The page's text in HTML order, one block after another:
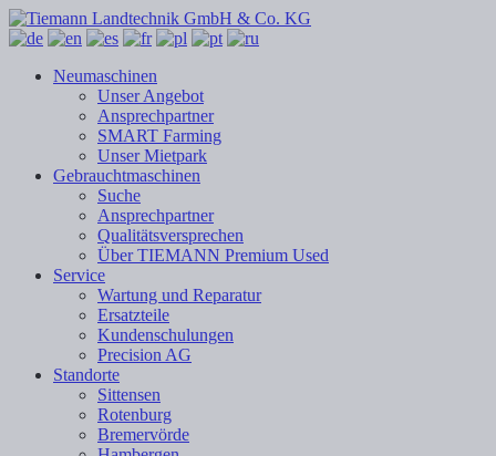
Neumaschinen
Unser Angebot
Ansprechpartner
SMART Farming
Unser Mietpark
Gebrauchtmaschinen
Suche
Ansprechpartner
Qualitätsversprechen
Über TIEMANN Premium Used
Service
Wartung und Reparatur
Ersatzteile
Kundenschulungen
Precision AG
Standorte
Sittensen
Rotenburg
Bremervörde